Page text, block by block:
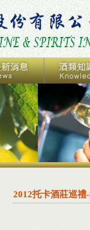
2012托卡酒莊巡禮